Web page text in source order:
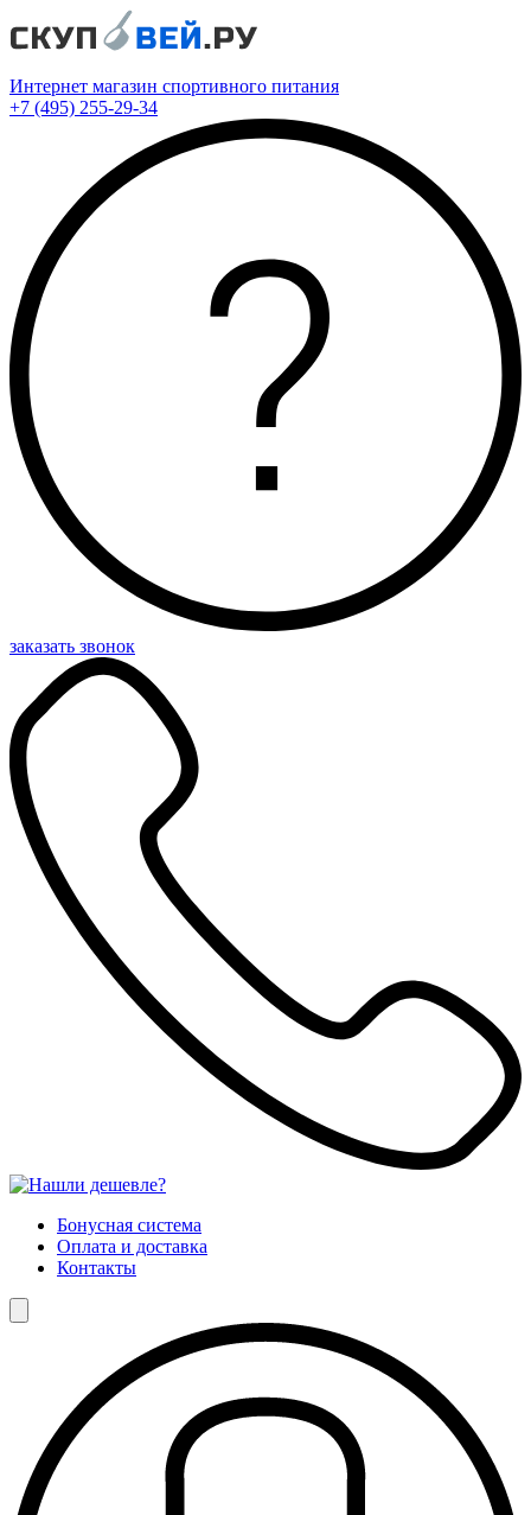
Интернет магазин спортивного питания
+7 (495) 255-29-34
заказать звонок
Бонусная система
Оплата и доставка
Контакты